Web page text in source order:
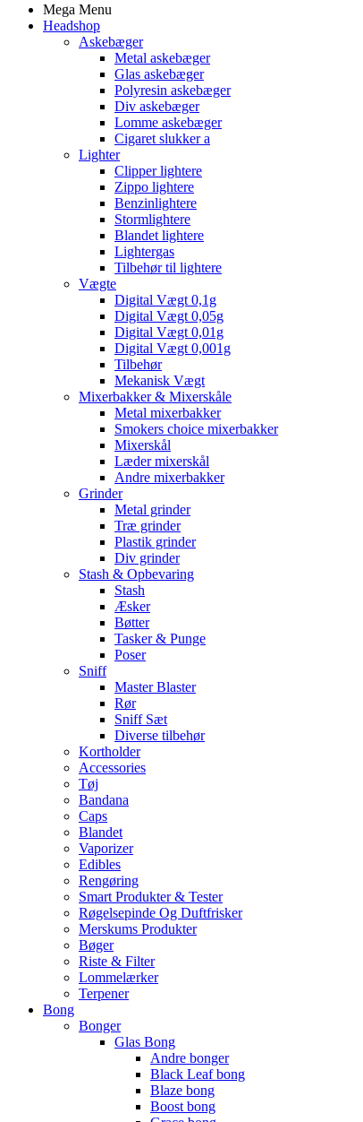
Mega Menu
Headshop
Askebæger
Metal askebæger
Glas askebæger
Polyresin askebæger
Div askebæger
Lomme askebæger
Cigaret slukker a
Lighter
Clipper lightere
Zippo lightere
Benzinlightere
Stormlightere
Blandet lightere
Lightergas
Tilbehør til lightere
Vægte
Digital Vægt 0,1g
Digital Vægt 0,05g
Digital Vægt 0,01g
Digital Vægt 0,001g
Tilbehør
Mekanisk Vægt
Mixerbakker & Mixerskåle
Metal mixerbakker
Smokers choice mixerbakker
Mixerskål
Læder mixerskål
Andre mixerbakker
Grinder
Metal grinder
Træ grinder
Plastik grinder
Div grinder
Stash & Opbevaring
Stash
Æsker
Bøtter
Tasker & Punge
Poser
Sniff
Master Blaster
Rør
Sniff Sæt
Diverse tilbehør
Kortholder
Accessories
Tøj
Bandana
Caps
Blandet
Vaporizer
Edibles
Rengøring
Smart Produkter & Tester
Røgelsepinde Og Duftfrisker
Merskums Produkter
Bøger
Riste & Filter
Lommelærker
Terpener
Bong
Bonger
Glas Bong
Andre bonger
Black Leaf bong
Blaze bong
Boost bong